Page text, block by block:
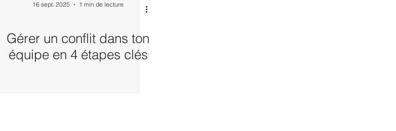
16 sept. 2025 1 min de lecture
Gérer un conflit dans ton
équipe en 4 étapes clés